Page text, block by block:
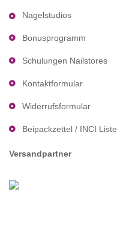
Nagelstudios
Bonusprogramm
Schulungen Nailstores
Kontaktformular
Widerrufsformular
Beipackzettel / INCI Liste
Versandpartner